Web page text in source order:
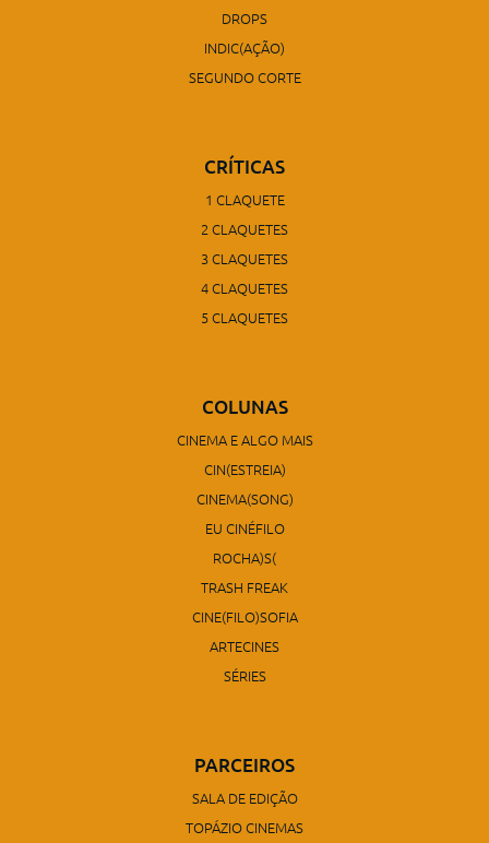
DROPS
INDIC(AÇÃO)
SEGUNDO CORTE
CRÍTICAS
1 CLAQUETE
2 CLAQUETES
3 CLAQUETES
4 CLAQUETES
5 CLAQUETES
COLUNAS
CINEMA E ALGO MAIS
CIN(ESTREIA)
CINEMA(SONG)
EU CINÉFILO
ROCHA)S(
TRASH FREAK
CINE(FILO)SOFIA
ARTECINES
SÉRIES
PARCEIROS
SALA DE EDIÇÃO
TOPÁZIO CINEMAS